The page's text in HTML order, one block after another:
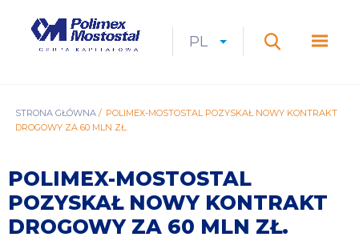
Mostostal
CURRENT
PL
ROZWIŃ
LANGUAGESZUKAJ
ŚCIEŻKA
STRONA GŁÓWNA
POLIMEX-MOSTOSTAL POZYSKAŁ NOWY KONTRAKT
DROGOWY ZA 60 MLN ZŁ.
POLIMEX-MOSTOSTAL
POZYSKAŁ NOWY KONTRAKT
DROGOWY ZA 60 MLN ZŁ.